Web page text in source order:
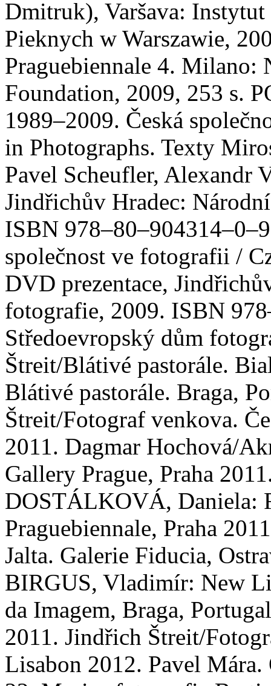
Dmitruk), Varšava:
Pieknych w Warszawie,
Praguebiennale 4. Milano:
Foundation, 2009, 253 s.
1989–2009. Česká
in Photographs. Texty
Pavel Scheufler, Alexandr
Jindřichův Hradec:
ISBN
společnost ve fotografii /
DVD prezentace,
fotografie, 2009. ISBN
Středoevropský dům
Štreit/Blátivé pastorále.
Blátivé pastorále. Braga,
Štreit/Fotograf venkova.
2011. Dagmar Hochová/
Gallery Prague, Praha
DOSTÁLKOVÁ, Daniela:
Praguebiennale, Praha
Jalta. Galerie Fiducia,
BIRGUS, Vladimír: New
da Imagem, Braga,
2011. Jindřich Štreit/
Lisabon 2012. Pavel